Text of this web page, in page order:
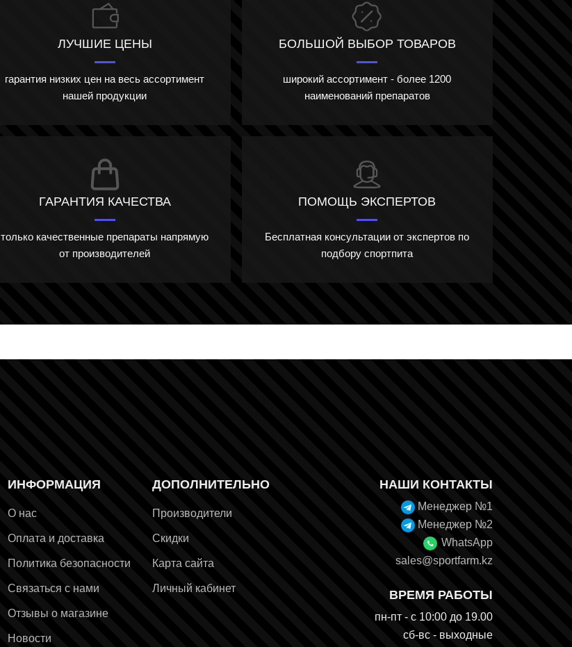
ЛУЧШИЕ ЦЕНЫ
гарантия низких цен на весь ассортимент
нашей продукции
БОЛЬШОЙ ВЫБОР ТОВАРОВ
широкий ассортимент - более 1200
наименований препаратов
ГАРАНТИЯ КАЧЕСТВА
только качественные препараты напрямую
от производителей
ПОМОЩЬ ЭКСПЕРТОВ
Бесплатная консультации от экспертов по
подбору спортпита
ИНФОРМАЦИЯ
О нас
Оплата и доставка
Политика безопасности
Связаться с нами
Отзывы о магазине
Новости
ДОПОЛНИТЕЛЬНО
Производители
Скидки
Карта сайта
Личный кабинет
НАШИ КОНТАКТЫ
Менеджер №1
Менеджер №2
WhatsApp
sales@sportfarm.kz
ВРЕМЯ РАБОТЫ
пн-пт - с 10:00 до 19.00
сб-вс - выходные